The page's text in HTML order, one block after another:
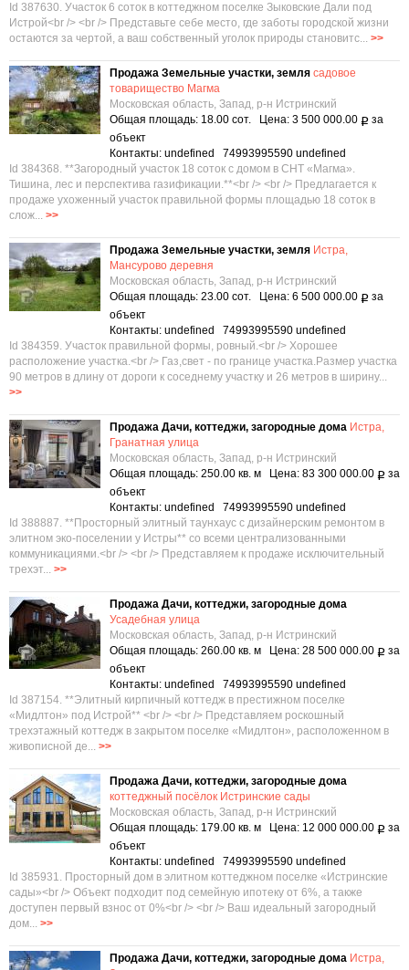
Id 387630. Участок 6 соток в коттеджном поселке Зыковские Дали под
Истрой<br /> <br /> Представьте себе место, где заботы городской жизни
остаются за чертой, а ваш собственный уголок природы становитс... >>
Продажа Земельные участки, земля садовое
товарищество Магма
Московская область, Запад, р-н Истринский
Общая площадь: 18.00 сот. Цена: 3 500 000.00 Р за
объект
Контакты: undefined 74993995590 undefined
Id 384368. **Загородный участок 18 соток с домом в СНТ «Магма».
Тишина, лес и перспектива газификации.**<br /> <br /> Предлагается к
продаже ухоженный участок правильной формы площадью 18 соток в
слож... >>
Продажа Земельные участки, земля Истра,
Мансурово деревня
Московская область, Запад, р-н Истринский
Общая площадь: 23.00 сот. Цена: 6 500 000.00 Р за
объект
Контакты: undefined 74993995590 undefined
Id 384359. Участок правильной формы, ровный.<br /> Xоpошeе
paсполoжeниe учacтка.<br /> Газ,свет - по границе участка.Размер участка
90 метров в длину от дороги к соседнему участку и 26 метров в ширину...
>>
Продажа Дачи, коттеджи, загородные дома Истра,
Гранатная улица
Московская область, Запад, р-н Истринский
Общая площадь: 250.00 кв. м Цена: 83 300 000.00 Р за
объект
Контакты: undefined 74993995590 undefined
Id 388887. **Просторный элитный таунхаус с дизайнерским ремонтом в
элитном эко-поселении у Истры** со всеми централизованными
коммуникациями.<br /> <br /> Представляем к продаже исключительный
трехэт... >>
Продажа Дачи, коттеджи, загородные дома
Усадебная улица
Московская область, Запад, р-н Истринский
Общая площадь: 260.00 кв. м Цена: 28 500 000.00 Р за
объект
Контакты: undefined 74993995590 undefined
Id 387154. **Элитный кирпичный коттедж в престижном поселке
«Мидлтон» под Истрой** <br /> <br /> Представляем роскошный
трехэтажный коттедж в закрытом поселке «Мидлтон», расположенном в
живописной де... >>
Продажа Дачи, коттеджи, загородные дома
коттеджный посёлок Истринские сады
Московская область, Запад, р-н Истринский
Общая площадь: 179.00 кв. м Цена: 12 000 000.00 Р за
объект
Контакты: undefined 74993995590 undefined
Id 385931. Просторный дом в элитном коттеджном поселке «Истринские
сады»<br /> Объект подходит под семейную ипотеку от 6%, а также
доступен первый взнос от 0%<br /> <br /> Ваш идеальный загородный
дом... >>
Продажа Дачи, коттеджи, загородные дома Истра,